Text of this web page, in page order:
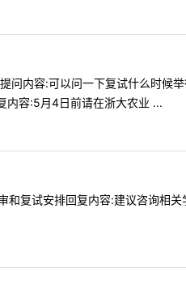
内容:可以问一下复试什么时候
内容:5月4日前请在浙大农业 ...
复试安排回复内容:建议咨询相